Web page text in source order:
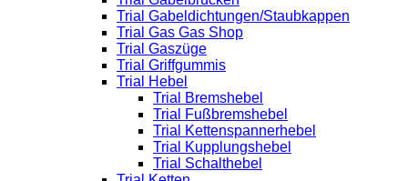
Trial Gabeldichtungen/Staubkappen
Trial Gas Gas Shop
Trial Gaszüge
Trial Griffgummis
Trial Hebel
Trial Bremshebel
Trial Fußbremshebel
Trial Kettenspannerhebel
Trial Kupplungshebel
Trial Schalthebel